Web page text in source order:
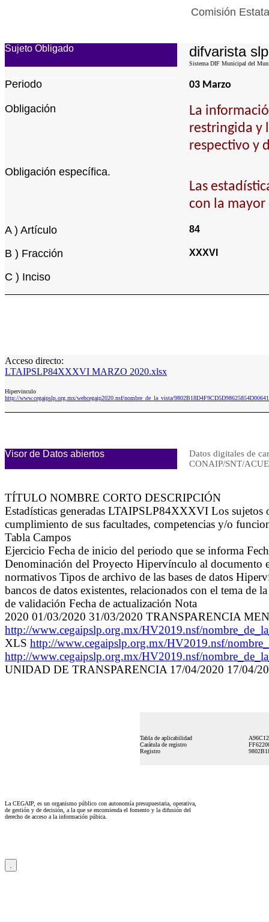
Comisión
Sujeto Obligado difvarista slp
Sistema DIF Municipal del
Periodo 03 Marzo
Obligación
La
restringida y
respectivo y
Obligación específica.
Las
con la mayor
A ) Artículo 84
B ) Fracción XXXVI
C ) Inciso
Acceso directo:
LTAIPSLP84XXXVI MARZO 2020.xlsx
Hipervinculo
http://www.cegaipslp.org.mx/webcegaip2020.nsf/nombre_de_la_vista/
Visor de Datos abiertos
Datos digitales de
CONAIP/SNT/
TÍTULO NOMBRE CORTO DESCRIPCIÓN
Estadísticas generadas LTAIPSLP84XXXVI Los sujetos
cumplimiento de sus facultades, competencias y/o
Tabla Campos
Ejercicio Fecha de inicio del periodo que se informa
Denominación del Proyecto Hipervínculo al documento
normativos Tipos de archivo de las bases de datos
bancos de datos existentes, relacionados con el tema de
de validación Fecha de actualización Nota
2020 01/03/2020 31/03/2020 TRANSPARENCIA
http://www.cegaipslp.org.mx/HV2019.nsf/
XLS http://www.cegaipslp.org.mx/HV2019.nsf/
http://www.cegaipslp.org.mx/HV2019.nsf/
UNIDAD DE TRANSPARENCIA 17/04/2020 17/04/
Tabla de aplicabilidad
Carátula de registro
Registro
La CEGAIP, es un organismo público con autonomía presupuestaria, operativa,
de gestión y de decisión, a la que se encomienda el fomento y la difusión del
derecho de acceso a la información púbica.